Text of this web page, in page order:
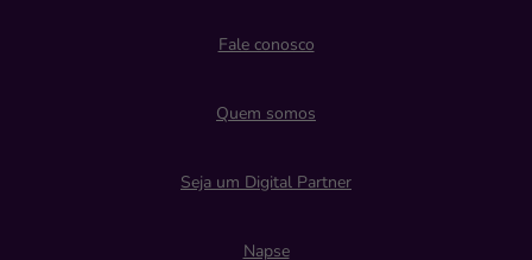
Fale conosco
Quem somos
Seja um Digital Partner
Napse